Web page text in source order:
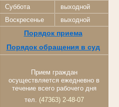
Суббота
выходной
Воскресенье
выходной
Порядок приема
Порядок обращения в суд
Прием граждан
осуществляется ежедневно в
течение всего рабочего дня
тел. (47363) 2-48-07